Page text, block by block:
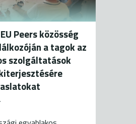
Peers közösség
a tagok az
szolgáltatások